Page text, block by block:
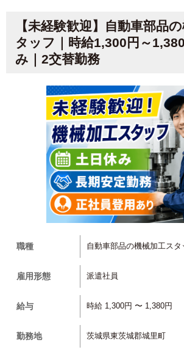
【未経験歓迎】自動車部品
タッフ｜時給1,300円～
み｜2交替勤務
職種 自動車部品の機械加工スタ
雇用形態 派遣社員
給与 時給 1,300円 〜 1,380円
勤務地 茨城県東茨城郡城里町